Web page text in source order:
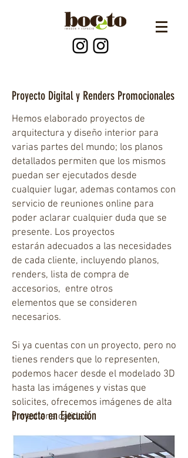
Proyecto Digital y Renders Promocionales
Hemos elaborado proyectos de
arquitectura y diseño interior para
varias partes del mundo; los planos
detallados permiten que los mismos
puedan ser ejecutados desde
cualquier lugar, ademas contamos con
servicio de reuniones online para
poder aclarar cualquier duda que se
presente. Los proyectos
estarán adecuados a las necesidades
de cada cliente, incluyendo planos,
renders, lista de compra de
accesorios, entre otros
elementos que se consideren
necesarios.
Si ya cuentas con un proyecto, pero no
tienes renders que lo representen,
podemos hacer desde el modelado 3D
hasta las imágenes y vistas que
solicites, ofrecemos imágenes de alta
y mediana calidad.
Proyecto en Ejecución